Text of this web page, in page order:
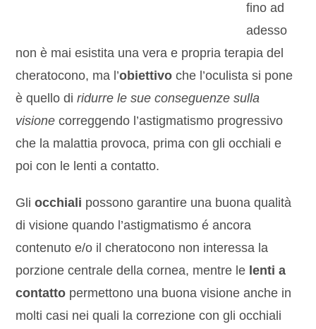
fino ad
adesso
non è mai esistita una vera e propria terapia del
cheratocono, ma l’obiettivoche l’oculista si pone
è quello diridurre le sueconseguenze sulla
visione correggendo l’astigmatismo progressivo
che la malattia provoca, prima con gli occhiali e
poi con le lenti a contatto.
Gliocchiali possono garantire una buona qualità
di visione quando l’astigmatismo é ancora
contenuto e/o il cheratocono non interessa la
porzione centrale della cornea, mentre le lenti a
contatto permettono una buona visione anche in
molti casi nei quali la correzione con gli occhiali